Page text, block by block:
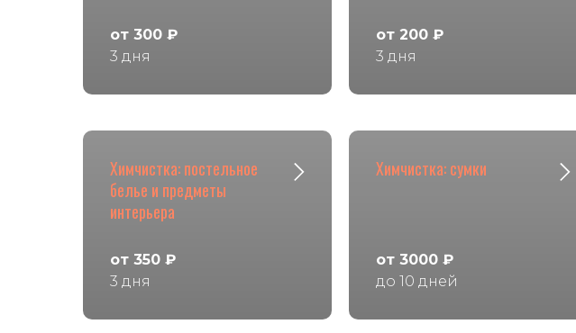
от 300 ₽
3 дня
от 200 ₽
3 дня
Химчистка: постельное
белье и предметы
интерьера
от 350 ₽
3 дня
Химчистка: сумки
от 3000 ₽
до 10 дней